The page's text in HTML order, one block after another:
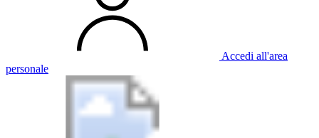
Accedi all'area
personale